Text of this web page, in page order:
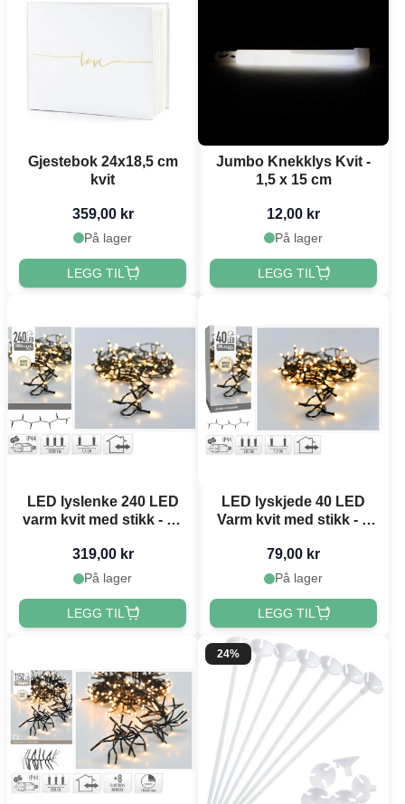
Gjestebok 24x18,5 cm
kvit
359,00 kr
På lager
LEGG TIL
Jumbo Knekklys Kvit -
1,5 x 15 cm
12,00 kr
På lager
LEGG TIL
LED lyslenke 240 LED
varm kvit med stikk - 18
319,00 kr
På lager
LEGG TIL
LED lyskjede 40 LED
Varm kvit med stikk - 3
79,00 kr
På lager
LEGG TIL
24%